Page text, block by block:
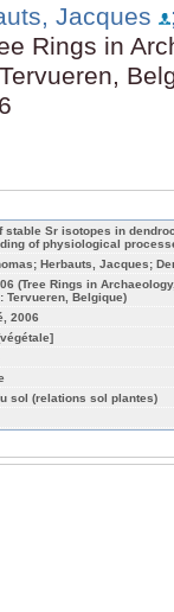
Jacques
Rings in
stable Sr isotopes in
of physiological
Herbauts, Jacques;
(Tree Rings in
Tervueren, Belgique)
2006
sol (relations sol plantes)